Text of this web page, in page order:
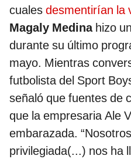
cuales desmentirían la
Magaly Medinahizo
durante su último
mayo. Mientras
futbolista del Sport
señaló que fuentes de
que la empresaria Ale
embarazada.
privilegiada(...) nos ha